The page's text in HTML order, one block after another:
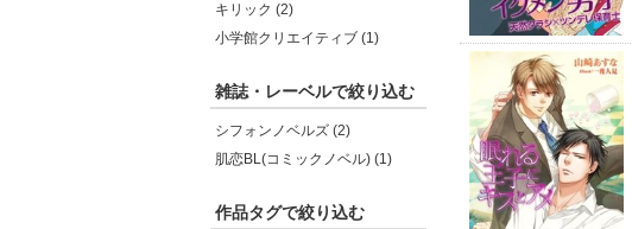
キリック (2)
小学館クリエイティブ (1)
雑誌・レーベルで絞り込む
シフォンノベルズ (2)
肌恋BL(コミックノベル) (1)
作品タグで絞り込む